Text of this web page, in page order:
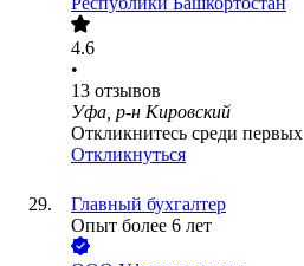
4.6
•
13 отзывов
Уфа, р-н Кировский
Откликнитесь среди первых
Откликнуться
Главный бухгалтер
Опыт более 6 лет